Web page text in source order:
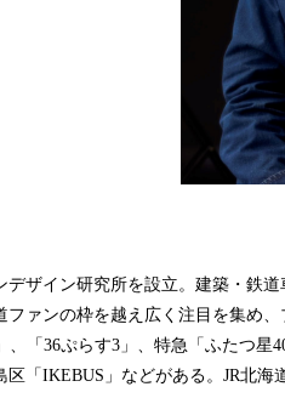
デザイン研究所を設立。建築・鉄
ァンの枠を越え広く注目を集め
「36ぷらす3」、特急「ふたつ
「IKEBUS」などがある。JR北